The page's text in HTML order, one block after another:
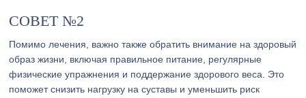
СОВЕТ №2
Помимо лечения, важно также обратить внимание на здоровый
образ жизни, включая правильное питание, регулярные
физические упражнения и поддержание здорового веса. Это
поможет снизить нагрузку на суставы и уменьшить риск